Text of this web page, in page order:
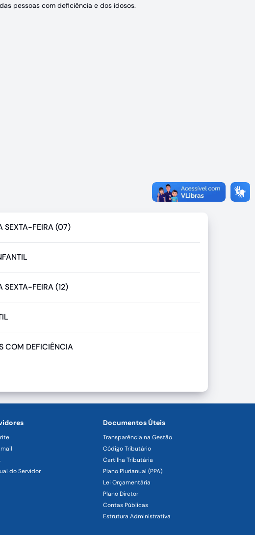
pessoas com deficiência e dos idosos.
SEXTA-FEIRA (07)
SEXTA-FEIRA (12)
COM DEFICIÊNCIA
do Servidor
Documentos Úteis
Transparência na Gestão
Código Tributário
Cartilha Tributária
Plano Plurianual (PPA)
Lei Orçamentária
Plano Diretor
Contas Públicas
Estrutura Administrativa